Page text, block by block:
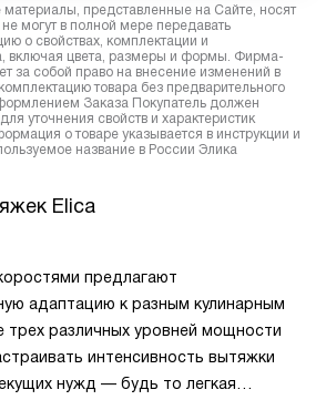
представленные на Сайте, носят
могут в полной мере передавать
о свойствах, комплектации и
включая цвета, размеры и формы. Фирма-
за собой право на внесение изменений в
товара без предварительного
Заказа Покупатель должен
уточнения свойств и характеристик
о товаре указывается в инструкции и
название в России Элика
Elica
предлагают
адаптацию к разным кулинарным
трех различных уровней мощности
интенсивность вытяжки
нужд — будь то легкая